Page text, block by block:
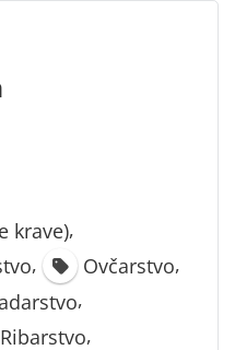
krave),
, Ovčarstvo,
,
Ribarstvo,